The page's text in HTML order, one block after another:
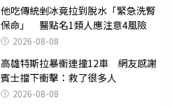
他吃傳統剉冰竟拉到脫水「緊急洗腎
保命」 醫點名1類人應注意4風險
2026-08-08
高雄特斯拉暴衝連撞12車 網友感謝
賓士擋下衝擊：救了很多人
2026-08-08